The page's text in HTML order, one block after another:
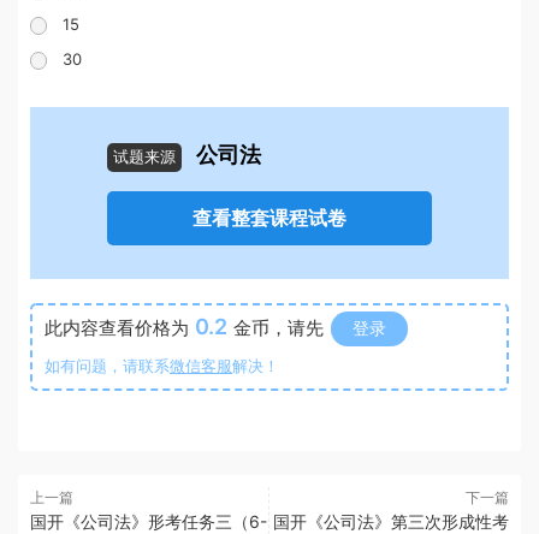
15
30
试题来源 公司法
查看整套课程试卷
此内容查看价格为 0.2 金币，请先 登录
如有问题，请联系微信客服解决！
上一篇
国开《公司法》形考任务三（6-
下一篇
国开《公司法》第三次形成性考